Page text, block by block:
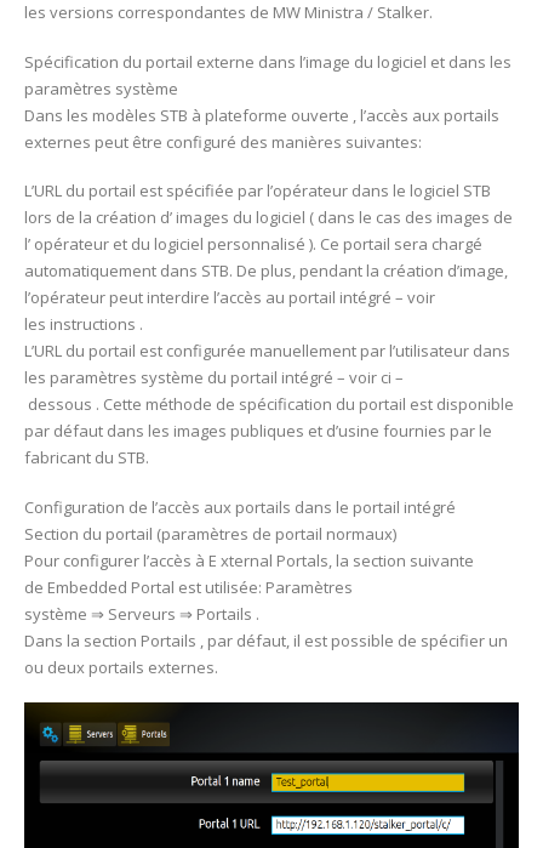
les versions correspondantes de MW Ministra / Stalker.
Spécification du portail externe dans l’image du logiciel et dans les
paramètres système
Dans les modèles STB à plateforme ouverte , l’accès aux portails
externes peut être configuré des manières suivantes:
L’URL du portail est spécifiée par l’opérateur dans le logiciel STB
lors de la création d’ images du logiciel ( dans le cas des images de
l’ opérateur et du logiciel personnalisé ). Ce portail sera chargé
automatiquement dans STB. De plus, pendant la création d’image,
l’opérateur peut interdire l’accès au portail intégré – voir
les instructions .
L’URL du portail est configurée manuellement par l’utilisateur dans
les paramètres système du portail intégré – voir ci –
dessous . Cette méthode de spécification du portail est disponible
par défaut dans les images publiques et d’usine fournies par le
fabricant du STB.
Configuration de l’accès aux portails dans le portail intégré
Section du portail (paramètres de portail normaux)
Pour configurer l’accès à E xternal Portals, la section suivante
de Embedded Portal est utilisée: Paramètres
système ⇒ Serveurs ⇒ Portails .
Dans la section Portails , par défaut, il est possible de spécifier un
ou deux portails externes.